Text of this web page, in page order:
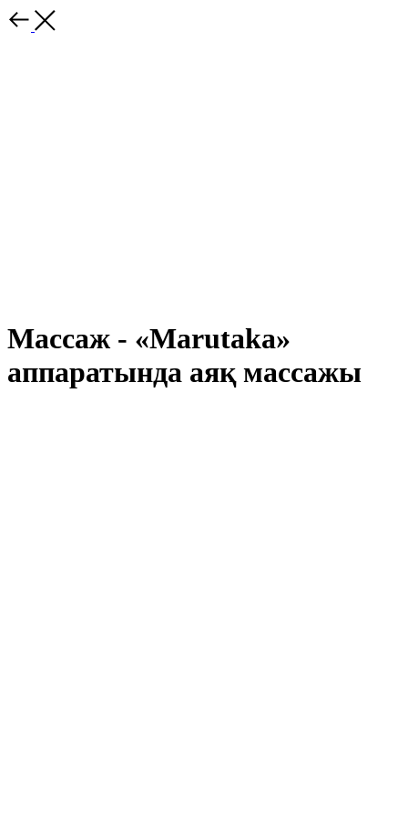
Массаж - «Marutaka»
аппаратында аяқ массажы